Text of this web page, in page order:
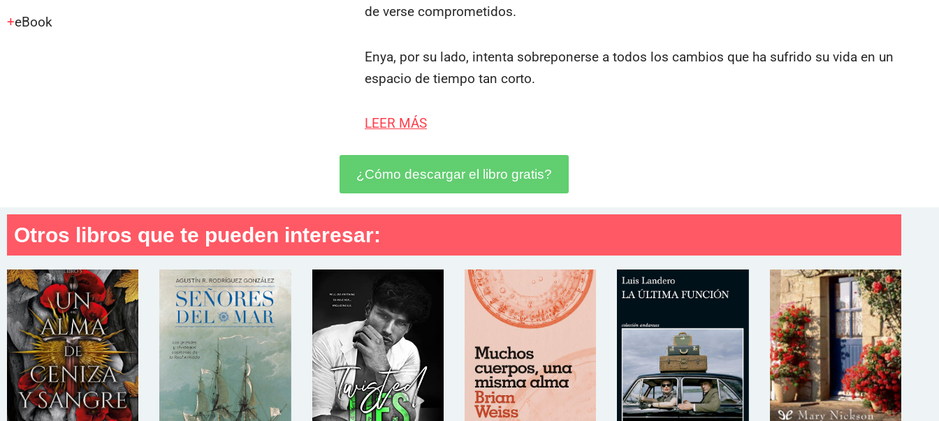
eBook
de verse comprometidos.
Enya, por su lado, intenta sobreponerse a todos los cambios que ha sufrido su vida en un
espacio de tiempo tan corto.
LEER MÁS
¿Cómo descargar el libro gratis?
Otros libros que te pueden interesar: